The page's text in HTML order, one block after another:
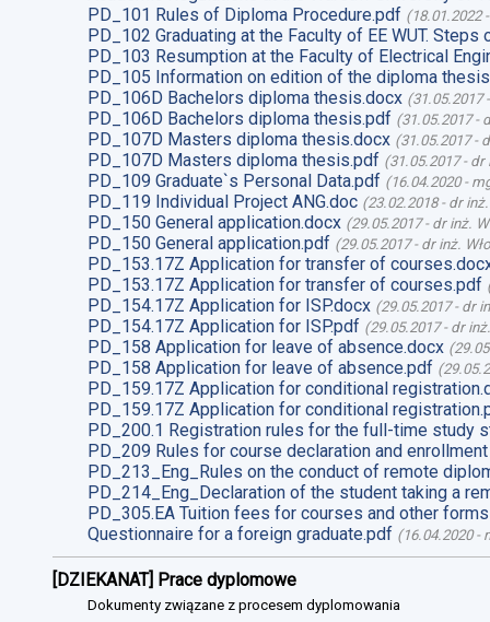
PD_101 Rules of Diploma Procedure.pdf (18.01.2022
PD_102 Graduating at the Faculty of EE WUT.
PD_103 Resumption at the Faculty of Electrical
PD_105 Information on edition of the diploma
PD_106D Bachelors diploma thesis.docx (31.05.2017
PD_106D Bachelors diploma thesis.pdf (31.05.2017-
PD_107D Masters diploma thesis.docx (31.05.2017-
PD_107D Masters diploma thesis.pdf (31.05.2017- dr
PD_109 Graduate`s Personal Data.pdf (16.04.2020-
PD_119 Individual Project ANG.doc (23.02.2018- dr
PD_150 General application.docx (29.05.2017- dr inż.
PD_150 General application.pdf (29.05.2017- dr inż.
PD_153.17Z Application for transfer of
PD_153.17Z Application for transfer of courses.pdf
PD_154.17Z Application for ISP.docx (29.05.2017- dr
PD_154.17Z Application for ISP.pdf (29.05.2017- dr
PD_158 Application for leave of absence.docx (
PD_158 Application for leave of absence.pdf (
PD_159.17Z Application for conditional
PD_159.17Z Application for conditional
PD_200.1 Registration rules for the full-time study
PD_209 Rules for course declaration and
PD_213_Eng_Rules on the conduct of remote
PD_214_Eng_Declaration of the student taking a
PD_305.EA Tuition fees for courses and other
Questionnaire for a foreign graduate.pdf (16.04.2020-
[DZIEKANAT] Prace dyplomowe
Dokumenty związane z procesem dyplomowania